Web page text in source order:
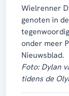
Wielrenner
genoten in
onder meer
Nieuwsblad.
Foto: Dylan
tidens de